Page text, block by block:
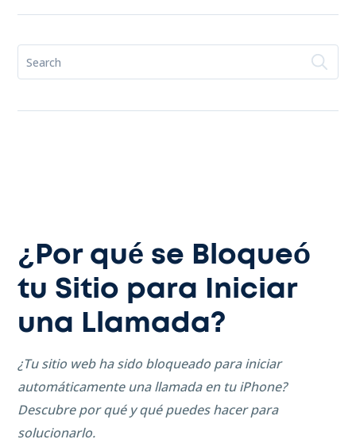
¿Por qué se Bloqueó
tu Sitio para Iniciar
una Llamada?
¿Tu sitio web ha sido bloqueado para iniciar
automáticamente una llamada en tu iPhone?
Descubre por qué y qué puedes hacer para
solucionarlo.